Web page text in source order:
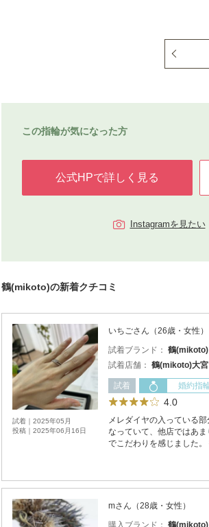
この指輪が気になった方
公式HPで詳しく見る
Instagramを見たい
鶴(mikoto)の新着クチコミ
試着｜2025年05月
投稿｜2025年06月16日
いちごさん（26歳・女性）
試着ブランド： 鶴(mikoto)
試着店舗： 鶴(mikoto)大
試着 婚約指
4.0
メレダイヤの入っている
なっていて、他店ではあ
でこだわりを感じました
mさん（28歳・女性）
購入ブランド： 鶴(mikoto)